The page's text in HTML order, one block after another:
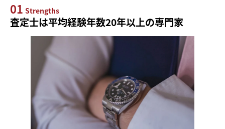
01 Strengths
査定士は平均経験年数20年以上の専門家